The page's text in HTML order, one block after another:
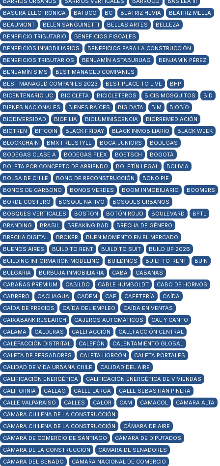
BASURA ELECTRÓNICA
BATUCO BC BEATRIZ HEVIA
BEATRIZ MELLA
BEAUMONT
BELÉN SANGUINETTI BELLAS ARTES
BELLEZA
BENEFICIO TRIBUTARIO
BENEFICIOS FISCALES
BENEFICIOS INMOBILIARIOS
BENEFICIOS PARA LA CONSTRUCCIÓN
BENEFICIOS TRIBUTARIOS
BENJAMÍN ASTABURUAG
BENJAMÍN PÉREZ
BENJAMÍN SIMS
BEST MANAGED COMPANIES
BEST MANAGED COMPANIES 2023
BEST PLACE TO LIVE
BHP
BICENTENARIO UC
BICICLETA BICICLETEROS BICIS MOSQUITOS
BID
BIENES NACIONALES
BIENES RAÍCES BIG DATA BIM
BIOBÍO
BIODIVERSIDAD
BIOFILIA BIOLUMINISCENCIA
BIORREMEDIACIÓN
BIOTREN
BITCOIN BLACK FRIDAY BLACK INMOBILIARIO
BLACK WEEK
BLOCKCHAIN
BMX FREESTYLE BOCA JUNIORS
BODEGAS
BODEGAS CLASE A
BODEGAS FLEX BOETSCH
BOGOTÁ
BOLETA POR CONCEPTO DE ARRIENDO
BOLETÍN LEGAL
BOLIVIA
BOLSA DE CHILE
BONO DE RECONSTRUCCIÓN
BONO PIE
BONOS DE CARBONO
BONOS VERDES BOOM INMOBILIARIO
BOOMERS
BORDE COSTERO
BOSQUE NATIVO
BOSQUES URBANOS
BOSQUES VERTICALES
BOSTON BOTÓN ROJO BOULEVARD
BPTL
BRANDING
BRASIL BREAKING BAD
BRECHA DE GÉNERO
BRECHA DIGITAL
BROKER
BUEN MOMENTO EN EL MERCADO
BUENOS AIRES
BUILD TO RENT BUILD TO SUIT
BUILD UP 2026
BUILDING INFORMATION MODELING
BUILDINGS BUILT-TO-RENT
BUIN
BULGARIA
BURBUJA INMOBILIARIA CABA
CABAÑAS
CABAÑAS PREMIUM
CABILDO CABLE HUMBOLDT
CABO DE HORNOS
CABRERO
CACHAGUA CADEM CAE CAFETERÍA
CAÍDA
CAÍDA DE PRECIOS
CAÍDA DEL EMPLEO
CAÍDA EN VENTAS
CAIXABANK RESEARCH
CAJEROS AUTOMÁTICOS
CAL Y CANTO
CALAMA
CALDERAS CALEFACCIÓN
CALEFACCIÓN CENTRAL
CALEFACCIÓN DISTRITAL
CALEFÓN
CALENTAMIENTO GLOBAL
CALETA DE PERSADORES
CALETA HORCÓN
CALETA PORTALES
CALIDAD DE VIDA URBANA CHILE
CALIDAD DEL AIRE
CALIFICACIÓN ENERGÉTICA
CALIFICACIÓN ENERGÉTICA DE VIVIENDAS
CALIFORNIA
CALLAO CALLE LARGA
CALLE SEBASTIÁN PIÑERA
CALLE VALPARAÍSO
CALLES CALOR CAM CAMACOL
CÁMARA ALTA
CÁMARA CHILENA DE LA CONSTRUCCIÓN
CÁMARA CHILENA DE LA CONSTRUCCIÓN
CÁMARA DE AIRE
CÁMARA DE COMERCIO DE SANTIAGO
CÁMARA DE DIPUTADOS
CÁMARA DE LA CONSTRUCCIÓN
CÁMARA DE SENADORES
CÁMARA DEL SENADO
CÁMARA NACIONAL DE COMERCIO